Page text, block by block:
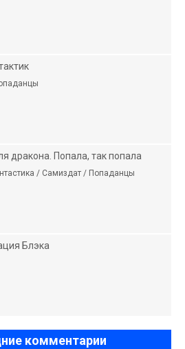
дракона. Попала, так попала
/ Самиздат / Попаданцы
Блэка
комментарии